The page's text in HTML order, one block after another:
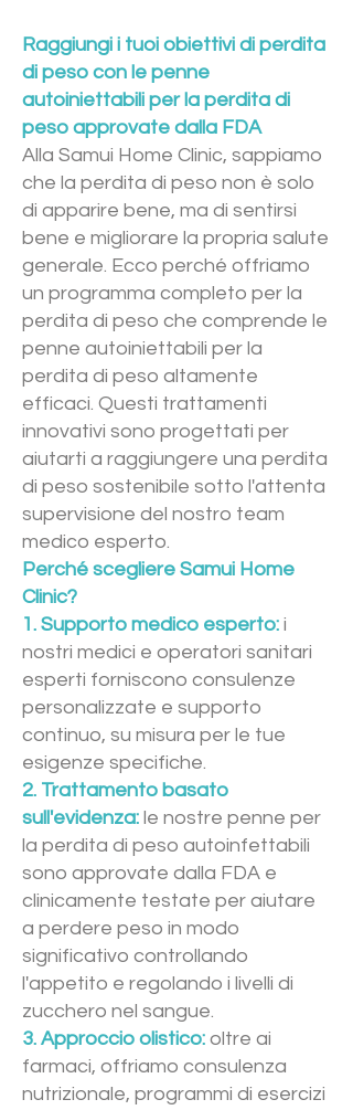
Raggiungi i tuoi obiettivi di perdita
di peso con le penne
autoiniettabili per la perdita di
peso approvate dalla FDA
Alla Samui Home Clinic, sappiamo
che la perdita di peso non è solo
di apparire bene, ma di sentirsi
bene e migliorare la propria salute
generale. Ecco perché offriamo
un programma completo per la
perdita di peso che comprende le
penne autoiniettabili per la
perdita di peso altamente
efficaci. Questi trattamenti
innovativi sono progettati per
aiutarti a raggiungere una perdita
di peso sostenibile sotto l'attenta
supervisione del nostro team
medico esperto.
Perché scegliere Samui Home
Clinic?
1. Supporto medico esperto: i
nostri medici e operatori sanitari
esperti forniscono consulenze
personalizzate e supporto
continuo, su misura per le tue
esigenze specifiche.
2. Trattamento basato
sull'evidenza: le nostre penne per
la perdita di peso autoinfettabili
sono approvate dalla FDA e
clinicamente testate per aiutare
a perdere peso in modo
significativo controllando
l'appetito e regolando i livelli di
zucchero nel sangue.
3. Approccio olistico: oltre ai
farmaci, offriamo consulenza
nutrizionale, programmi di esercizi